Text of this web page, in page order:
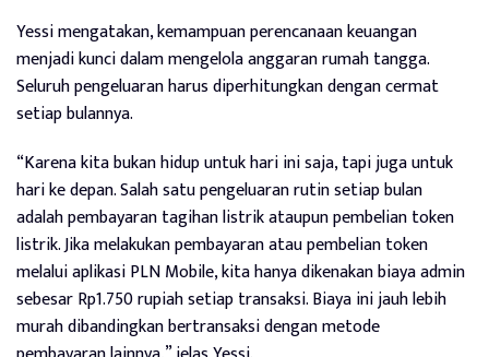
Yessi mengatakan, kemampuan perencanaan keuangan
menjadi kunci dalam mengelola anggaran rumah tangga.
Seluruh pengeluaran harus diperhitungkan dengan cermat
setiap bulannya.
“Karena kita bukan hidup untuk hari ini saja, tapi juga untuk
hari ke depan. Salah satu pengeluaran rutin setiap bulan
adalah pembayaran tagihan listrik ataupun pembelian token
listrik. Jika melakukan pembayaran atau pembelian token
melalui aplikasi PLN Mobile, kita hanya dikenakan biaya admin
sebesar Rp1.750 rupiah setiap transaksi. Biaya ini jauh lebih
murah dibandingkan bertransaksi dengan metode